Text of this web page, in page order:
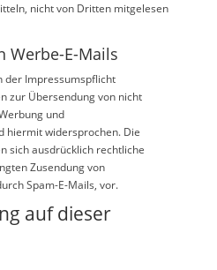
nicht von Dritten mitgelesen
Werbe-E-Mails
der Impressumspflicht
zur Übersendung von nicht
und
hiermit widersprochen. Die
sich ausdrücklich rechtliche
Zusendung von
Spam-E-Mails, vor.
auf dieser